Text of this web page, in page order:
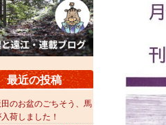
最近の投稿
のお盆のごちそう、馬
荷しました！